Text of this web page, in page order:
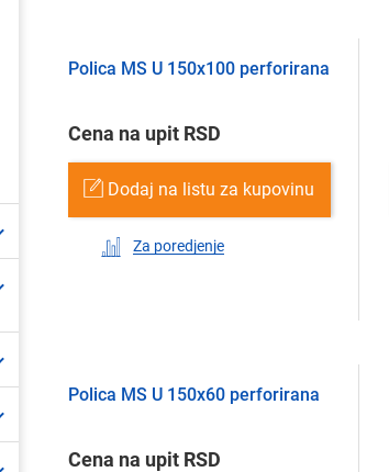
Polica MS U 150х100 perforirana
Cena na upit RSD
Dodaj na listu za kupovinu
Za poredjenje
Polica MS U 150х60 perforirana
Cena na upit RSD